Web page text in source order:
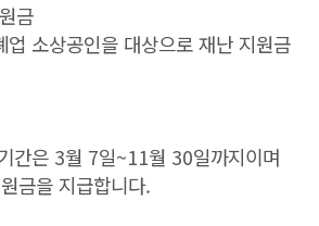
금
업 소상공인을 대상으로 재난 지원금
간은 3월 7일~11월 30일까지이며
금을 지급합니다.